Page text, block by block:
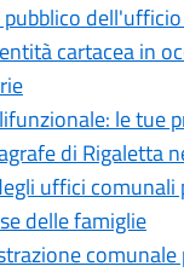
cartacea in
le tue
di
uffici
delle famiglie